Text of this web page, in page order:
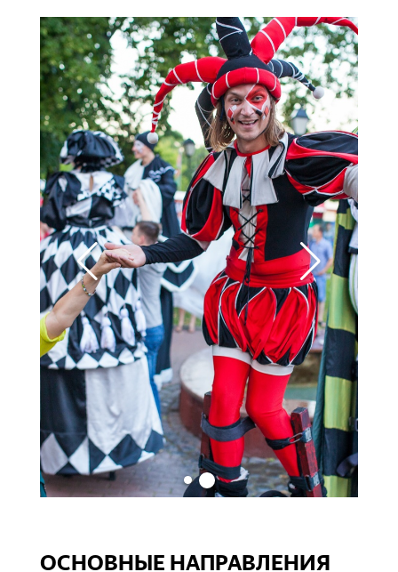
ОСНОВНЫЕ НАПРАВЛЕНИЯ